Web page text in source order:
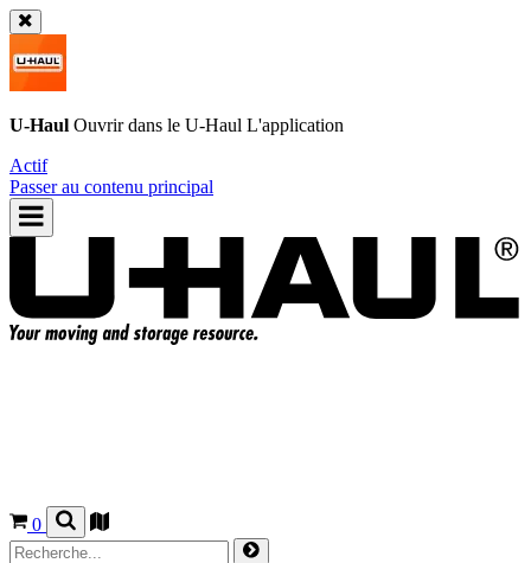
U-Haul Ouvrir dans le U-Haul L'application
Actif
Passer au contenu principal
0